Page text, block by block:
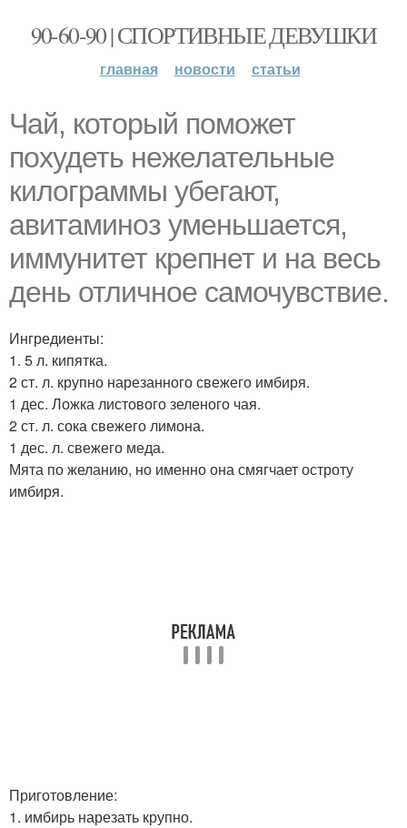
90-60-90 | СПОРТИВНЫЕ ДЕВУШКИ
главная новости статьи
Чай, который поможет
похудеть нежелательные
килограммы убегают,
авитаминоз уменьшается,
иммунитет крепнет и на весь
день отличное самочувствие.
Ингредиенты:
1. 5 л. кипятка.
2 ст. л. крупно нарезанного свежего имбиря.
1 дес. Ложка листового зеленого чая.
2 ст. л. сока свежего лимона.
1 дес. л. свежего меда.
Мята по желанию, но именно она смягчает остроту
имбиря.
Приготовление:
1. имбирь нарезать крупно.